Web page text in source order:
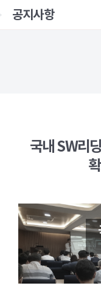
공지사항
국내 SW리